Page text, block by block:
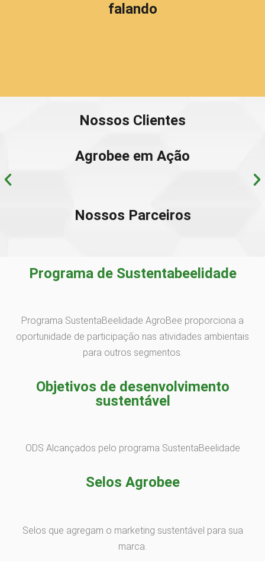
falando
Nossos Clientes
Agrobee em Ação
Nossos Parceiros
Programa de Sustentabeelidade
Programa SustentaBeelidade AgroBee proporciona a
oportunidade de participação nas atividades ambientais
para outros segmentos.
Objetivos de desenvolvimento
sustentável
ODS Alcançados pelo programa SustentaBeelidade
Selos Agrobee
Selos que agregam o marketing sustentável para sua
marca.